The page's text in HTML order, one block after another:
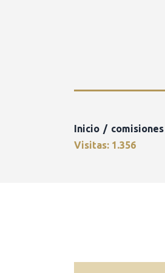
Inicio comisiones
Visitas: 1.356